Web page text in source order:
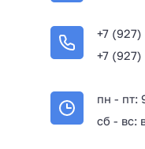
+7
+7
пн - пт:
сб - вс: